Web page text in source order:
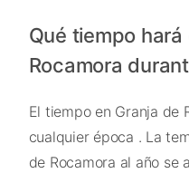
Qué tiempo hará
Rocamora
El tiempo en Granja de
cualquier época . La
de Rocamora al año se